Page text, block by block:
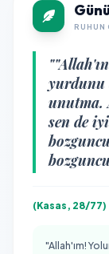
RUHUN
yurdunu
unutma.
sen de
(Kasas, 28/77)
"Allah'ım!